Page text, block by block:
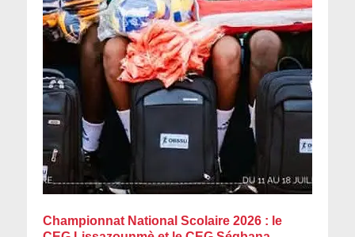
Championnat National Scolaire 2026 : le